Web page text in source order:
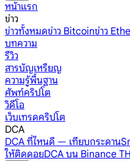
หน้าแรก
ข่าว
ข่าวทั้งหมดข่าว Bitcoinข่าว
บทความ
รีวิว
สารบัญเหรียญ
ความรู้พื้นฐาน
ศัพท์คริปโต
วิดีโอ
เว็บเทรดคริปโต
DCA
DCA ที่ไหนดี — เทียบกระดาน
ให้ติดดอยDCA บน Binance TH